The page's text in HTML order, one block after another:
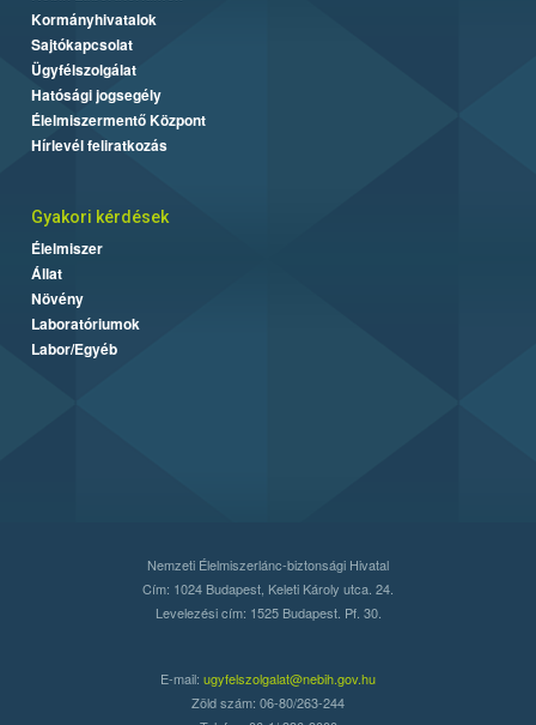
Kormányhivatalok
Sajtókapcsolat
Ügyfélszolgálat
Hatósági jogsegély
Élelmiszermentő Központ
Hírlevél feliratkozás
Gyakori kérdések
Élelmiszer
Állat
Növény
Laboratóriumok
Labor/Egyéb
Nemzeti Élelmiszerlánc-biztonsági Hivatal
Cím: 1024 Budapest, Keleti Károly utca. 24.
Levelezési cím: 1525 Budapest. Pf. 30.
E-mail: ugyfelszolgalat@nebih.gov.hu
Zöld szám: 06-80/263-244